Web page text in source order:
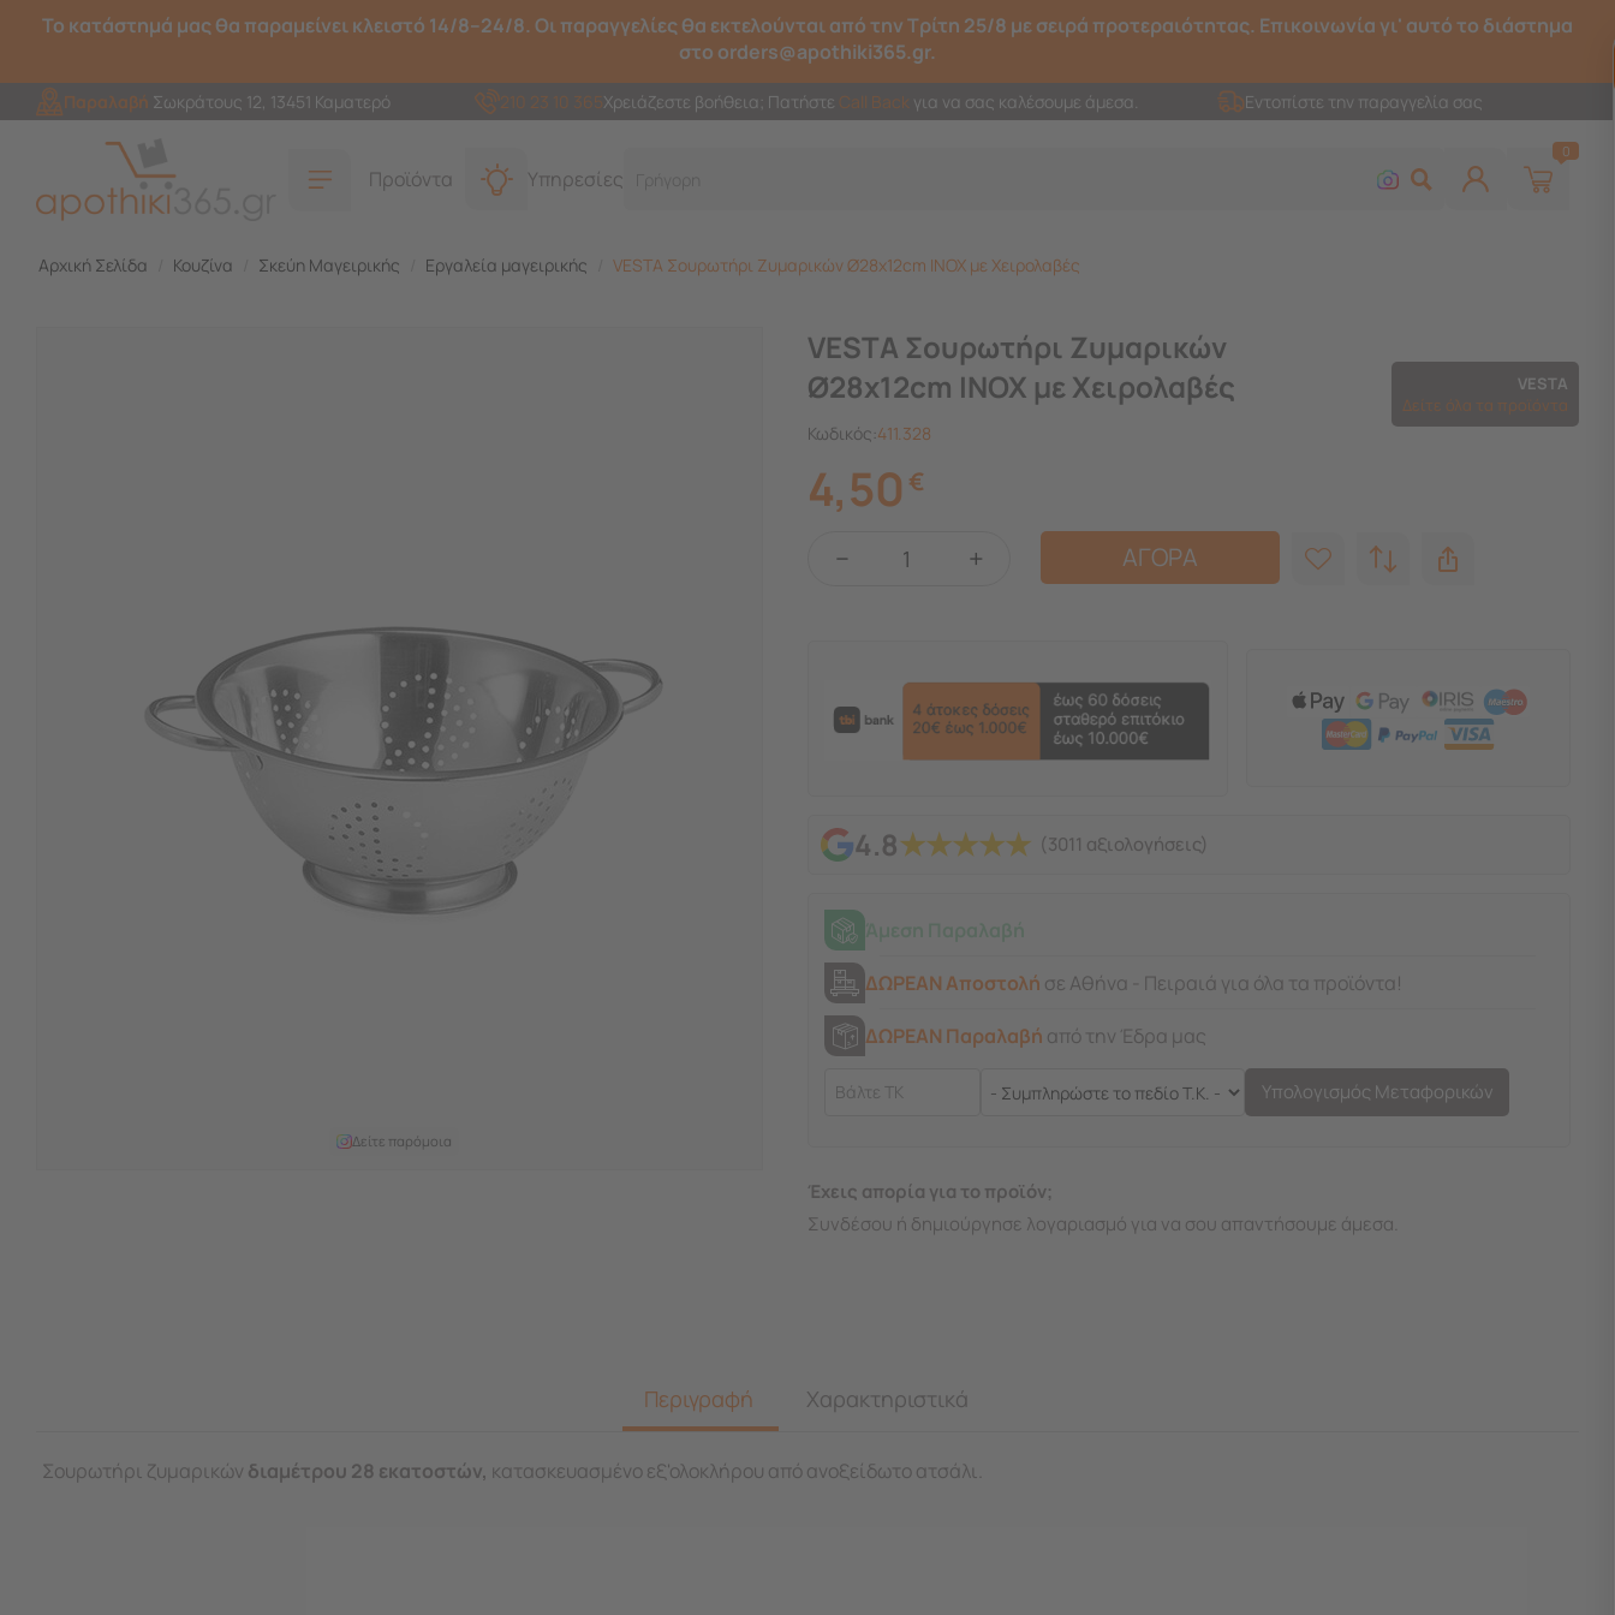
Το κατάστημά μας θα παραμείνει κλειστό 14/8–24/8. Οι παραγγελίες θα εκτελούνται από την Τρίτη 25/8 με σειρά προτεραιότητας. Επικοινωνία γι' αυτό το διάστημα
στο orders@apothiki365.gr.
Παραλαβή Σωκράτους 12, 13451 Καματερό 210 23 10 365Χρειάζεστε βοήθεια; Πατήστε Call Back για να σας καλέσουμε άμεσα. Εντοπίστε την παραγγελία σας
Προϊόντα Υπηρεσίες
0
Αρχική Σελίδα Κουζίνα Σκεύη Μαγειρικής Εργαλεία μαγειρικής VESTA Σουρωτήρι Ζυμαρικών Ø28x12cm INOX με Χειρολαβές
Δείτε παρόμοια
VESTA Σουρωτήρι Ζυμαρικών
Ø28x12cm INOX με Χειρολαβές
VESTA
Δείτε όλα τα προϊόντα
Κωδικός:411.328
4,50 €
+
− ΑΓΟΡΑ
4.8★★★★★ (3011 αξιολογήσεις)
ΔΩΡΕΑΝ Αποστολή σε Αθήνα - Πειραιά για όλα τα προϊόντα!
ΔΩΡΕΑΝ Παραλαβή από την Έδρα μας
Υπολογισμός Μεταφορικών
Έχεις απορία για το προϊόν;
Συνδέσου ή δημιούργησε λογαριασμό για να σου απαντήσουμε άμεσα.
Περιγραφή Χαρακτηριστικά
Σουρωτήρι ζυμαρικών διαμέτρου 28 εκατοστών, κατασκευασμένο εξ'ολοκλήρου από ανοξείδωτο ατσάλι.